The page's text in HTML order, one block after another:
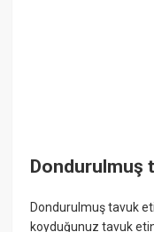
Dondurulmuş
Dondurulmuş tavuk
koyduğunuz tavuk